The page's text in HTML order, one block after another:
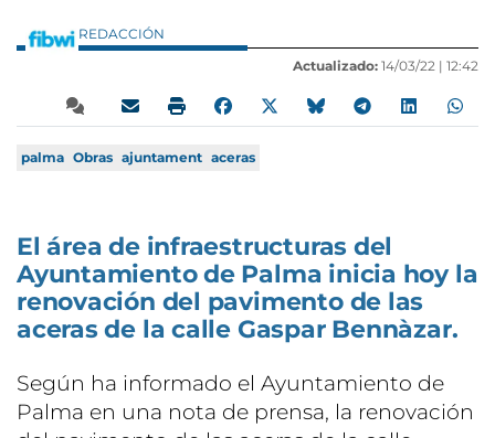
REDACCIÓN
Actualizado: 14/03/22 | 12:42
palma Obras ajuntament aceras
El área de infraestructuras del
Ayuntamiento de Palma inicia hoy la
renovación del pavimento de las
aceras de la calle Gaspar Bennàzar.
Según ha informado el Ayuntamiento de
Palma en una nota de prensa, la renovación